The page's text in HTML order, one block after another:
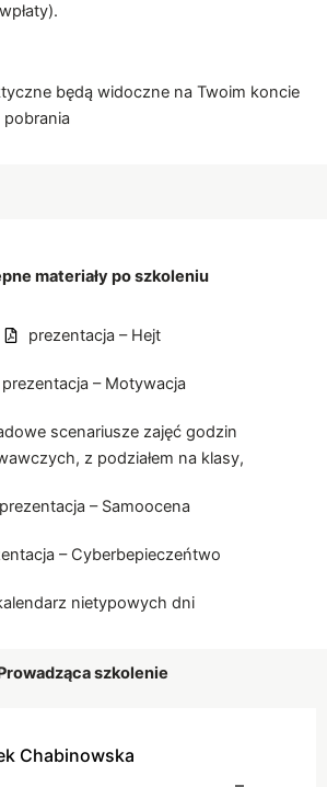
będą widoczne na Twoim koncie
pobrania
materiały po szkoleniu
prezentacja – Hejt
prezentacja – Motywacja
scenariusze zajęć godzin
z podziałem na klasy,
prezentacja – Samoocena
– Cyberbepieczeńtwo
nietypowych dni
szkolenie
Chabinowska